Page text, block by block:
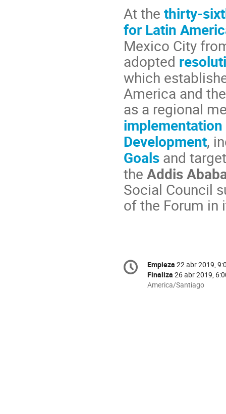
At the thirty-
for Latin
Mexico City
adopted
which
America and
as a regional
Development,
Goals and
the Addis
Social Council
of the Forum
Conference
information
Fecha/Hora
Empieza 22 abr 2019,
Finaliza 26 abr 2019,
All
America/Santiago